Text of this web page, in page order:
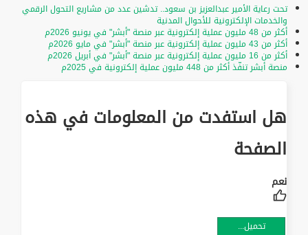
تحت رعاية الأمير عبدالعزيز بن سعود.. تدشين عدد من مشاريع التحول الرقمي
والخدمات الإلكترونية للأحوال المدنية
أكثر من 48 مليون عملية إلكترونية عبر منصة "أبشر" في يونيو 2026م
أكثر من 43 مليون عملية إلكترونية عبر منصة "أبشر" في مايو 2026م
أكثر من 16 مليون عملية إلكترونية عبر منصة "أبشر" في أبريل 2026م
منصة أبشر تنفّذ أكثر من 448 مليون عملية إلكترونية في 2025م
هل استفدت من المعلومات في هذه
الصفحة
تحميل...